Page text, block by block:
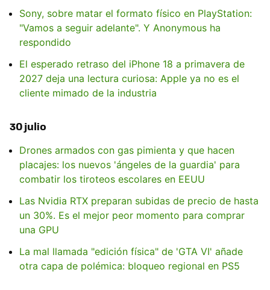
Sony, sobre matar el formato físico en PlayStation:
"Vamos a seguir adelante". Y Anonymous ha
respondido
El esperado retraso del iPhone 18 a primavera de
2027 deja una lectura curiosa: Apple ya no es el
cliente mimado de la industria
30 julio
Drones armados con gas pimienta y que hacen
placajes: los nuevos 'ángeles de la guardia' para
combatir los tiroteos escolares en EEUU
Las Nvidia RTX preparan subidas de precio de hasta
un 30%. Es el mejor peor momento para comprar
una GPU
La mal llamada "edición física" de 'GTA VI' añade
otra capa de polémica: bloqueo regional en PS5